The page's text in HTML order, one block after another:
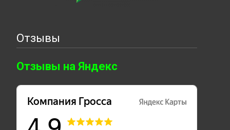
Отзывы
Отзывы на Яндекс